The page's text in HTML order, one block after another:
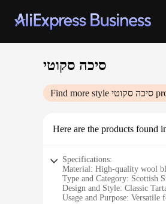
סיכה סקוטי
Find more style סיכה סקוטי
Here are the products found
Specifications:
Material: High-quality wool
Type and Category: Scottish
Design and Style: Classic
Usage and Purpose: Versatile